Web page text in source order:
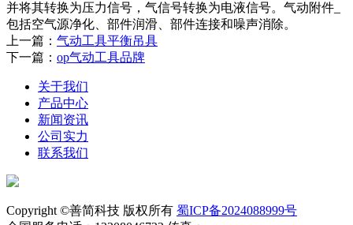
并将其转换为压力信号，气信号转换为电液信号。气动附件_
包括空气源净化、部件润滑、部件连接和噪声消除。
上一篇： 气动工具平衡吊具
下一篇： op气动工具品牌
关于我们
产品中心
新闻资讯
公司实力
联系我们
Copyright ©善简科技 版权所有 蜀ICP备2024088999号